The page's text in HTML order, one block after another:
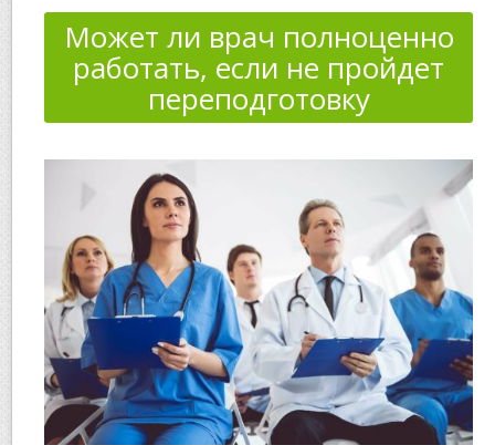
Может ли врач полноценно
работать, если не пройдет
переподготовку